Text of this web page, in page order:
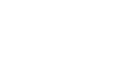
kryteria